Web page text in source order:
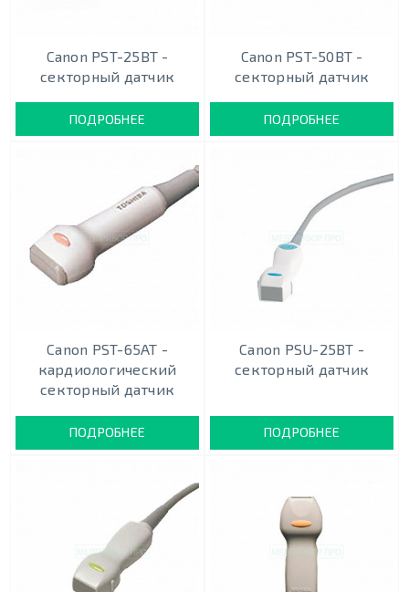
Canon PST-25BT -
секторный датчик
ПОДРОБНЕЕ
Canon PST-50BT -
секторный датчик
ПОДРОБНЕЕ
Canon PST-65AT -
кардиологический
секторный датчик
ПОДРОБНЕЕ
Canon PSU-25BT -
секторный датчик
ПОДРОБНЕЕ